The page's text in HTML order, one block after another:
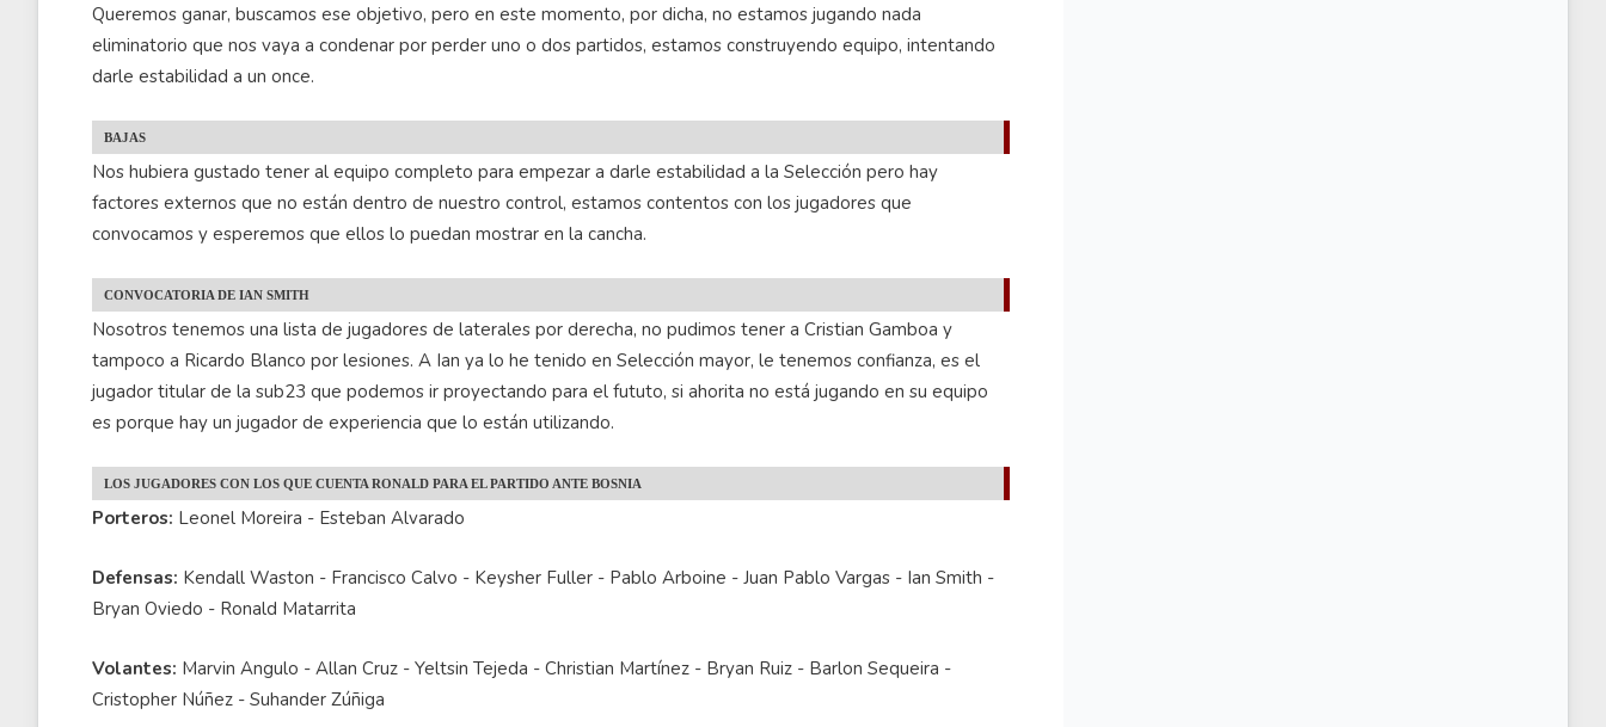
Queremos ganar, buscamos ese objetivo, pero en este momento, por dicha, no estamos jugando nada
eliminatorio que nos vaya a condenar por perder uno o dos partidos, estamos construyendo equipo, intentando
darle estabilidad a un once.
BAJAS
Nos hubiera gustado tener al equipo completo para empezar a darle estabilidad a la Selección pero hay
factores externos que no están dentro de nuestro control, estamos contentos con los jugadores que
convocamos y esperemos que ellos lo puedan mostrar en la cancha.
CONVOCATORIA DE IAN SMITH
Nosotros tenemos una lista de jugadores de laterales por derecha, no pudimos tener a Cristian Gamboa y
tampoco a Ricardo Blanco por lesiones. A Ian ya lo he tenido en Selección mayor, le tenemos confianza, es el
jugador titular de la sub23 que podemos ir proyectando para el fututo, si ahorita no está jugando en su equipo
es porque hay un jugador de experiencia que lo están utilizando.
LOS JUGADORES CON LOS QUE CUENTA RONALD PARA EL PARTIDO ANTE BOSNIA
Porteros: Leonel Moreira - Esteban Alvarado
Defensas: Kendall Waston - Francisco Calvo - Keysher Fuller - Pablo Arboine - Juan Pablo Vargas - Ian Smith -
Bryan Oviedo - Ronald Matarrita
Volantes: Marvin Angulo - Allan Cruz - Yeltsin Tejeda - Christian Martínez - Bryan Ruiz - Barlon Sequeira -
Cristopher Núñez - Suhander Zúñiga